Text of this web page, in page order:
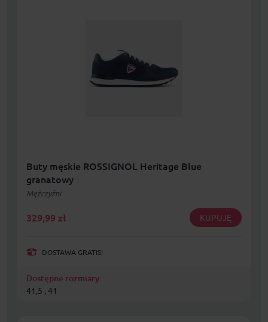
Buty męskie ROSSIGNOL Heritage Blue
granatowy
Mężczyźni
329,99 zł KUPUJĘ
DOSTAWA GRATIS!
Dostępne rozmiary:
41,5 , 41